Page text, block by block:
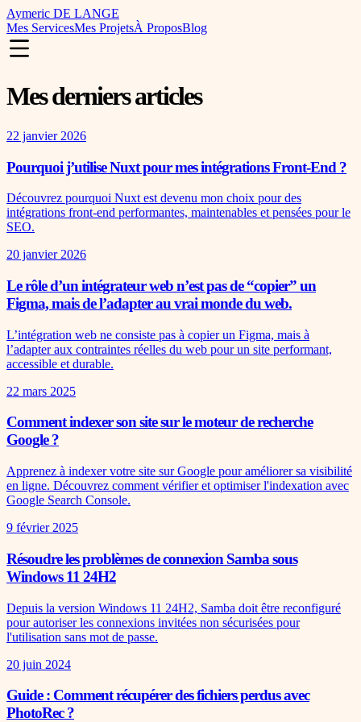
Aymeric DE LANGE
Mes ServicesMes ProjetsÀ ProposBlog
Mes derniers articles
22 janvier 2026
Pourquoi j’utilise Nuxt pour mes intégrations Front-End ?
Découvrez pourquoi Nuxt est devenu mon choix pour des
intégrations front-end performantes, maintenables et pensées pour le
SEO.
20 janvier 2026
Le rôle d’un intégrateur web n’est pas de “copier” un
Figma, mais de l’adapter au vrai monde du web.
L’intégration web ne consiste pas à copier un Figma, mais à
l’adapter aux contraintes réelles du web pour un site performant,
accessible et durable.
22 mars 2025
Comment indexer son site sur le moteur de recherche
Google ?
Apprenez à indexer votre site sur Google pour améliorer sa visibilité
en ligne. Découvrez comment vérifier et optimiser l'indexation avec
Google Search Console.
9 février 2025
Résoudre les problèmes de connexion Samba sous
Windows 11 24H2
Depuis la version Windows 11 24H2, Samba doit être reconfiguré
pour autoriser les connexions invitées non sécurisées pour
l'utilisation sans mot de passe.
20 juin 2024
Guide : Comment récupérer des fichiers perdus avec
PhotoRec ?